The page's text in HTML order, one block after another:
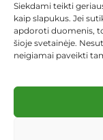
Siekdami teikti
kaip slapukus. Jei
apdoroti duomenis,
šioje svetainėje.
neigiamai paveikti
KEITIMAS IR
Visos